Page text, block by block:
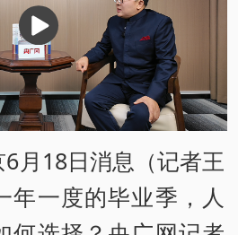
播
放
月18日消息（记者王
年一度的毕业季，人